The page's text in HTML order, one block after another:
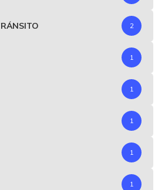
2
1
1
1
1
1